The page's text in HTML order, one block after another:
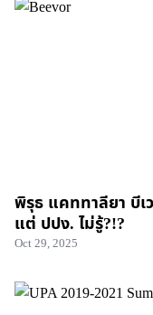
พิรุธ แคททาลียา บี
แต่ ปปง. ไม่รู้?!?
Oct 29, 2025